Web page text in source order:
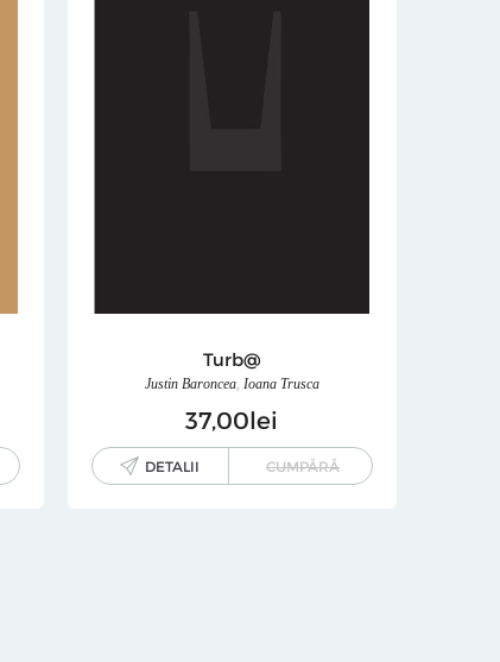
Turb@
Justin Baroncea, Ioana Trusca
37 00lei
DETALII CUMPĂRĂ